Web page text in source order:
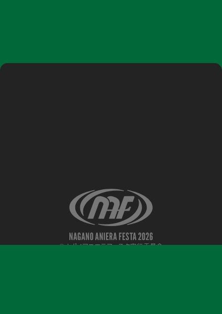
©ナガノアニエラフェスタ実行委員会